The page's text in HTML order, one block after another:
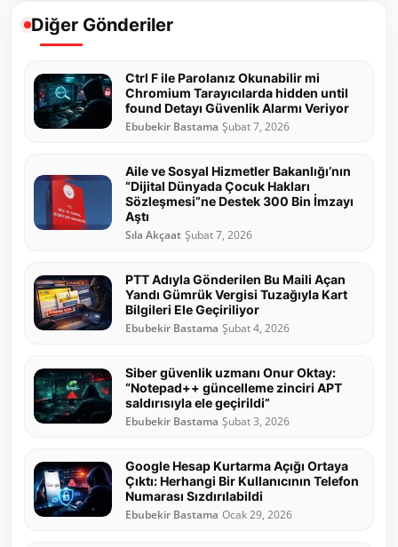
Diğer Gönderiler
Ctrl F ile Parolanız Okunabilir mi
Chromium Tarayıcılarda hidden until
found Detayı Güvenlik Alarmı Veriyor
Ebubekir Bastama Şubat 7, 2026
Aile ve Sosyal Hizmetler Bakanlığı’nın
“Dijital Dünyada Çocuk Hakları
Sözleşmesi”ne Destek 300 Bin İmzayı
Aştı
Sıla Akçaat Şubat 7, 2026
PTT Adıyla Gönderilen Bu Maili Açan
Yandı Gümrük Vergisi Tuzağıyla Kart
Bilgileri Ele Geçiriliyor
Ebubekir Bastama Şubat 4, 2026
Siber güvenlik uzmanı Onur Oktay:
“Notepad++ güncelleme zinciri APT
saldırısıyla ele geçirildi”
Ebubekir Bastama Şubat 3, 2026
Google Hesap Kurtarma Açığı Ortaya
Çıktı: Herhangi Bir Kullanıcının Telefon
Numarası Sızdırılabildi
Ebubekir Bastama Ocak 29, 2026